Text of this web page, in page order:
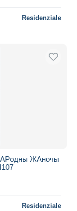
Residenziale
ЖAночы
Residenziale